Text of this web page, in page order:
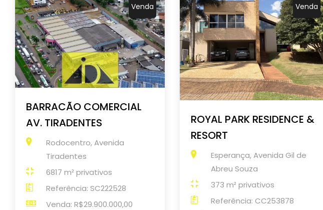
Venda
BARRACÃO COMERCIAL
AV. TIRADENTES
Rodocentro, Avenida
Tiradentes
6817 m² privativos
Referência: SC222528
Venda: R$29.900.000,00
Venda
ROYAL PARK RESIDENCE &
RESORT
Esperança, Avenida Gil de
Abreu Souza
373 m² privativos
Referência: CC253878